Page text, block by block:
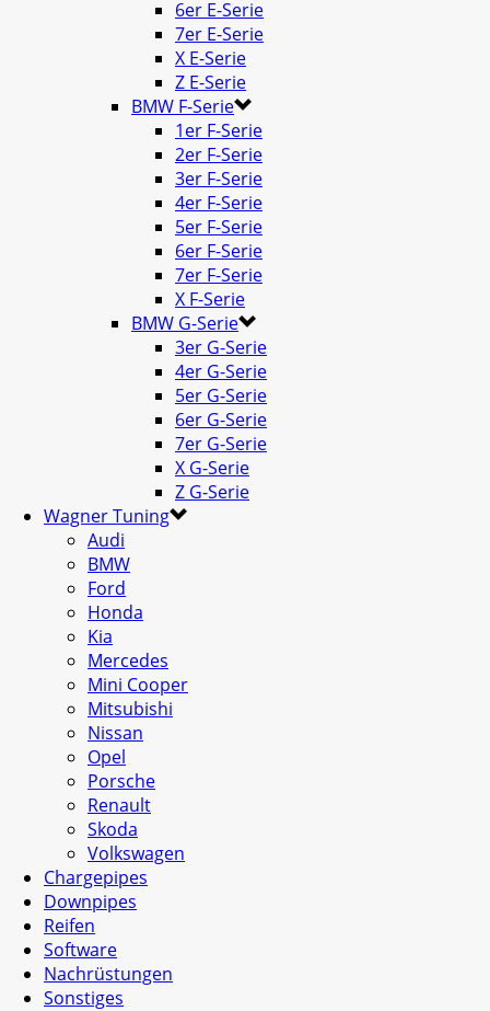
6er E-Serie
7er E-Serie
X E-Serie
Z E-Serie
BMW F-Serie
1er F-Serie
2er F-Serie
3er F-Serie
4er F-Serie
5er F-Serie
6er F-Serie
7er F-Serie
X F-Serie
BMW G-Serie
3er G-Serie
4er G-Serie
5er G-Serie
6er G-Serie
7er G-Serie
X G-Serie
Z G-Serie
Wagner Tuning
Audi
BMW
Ford
Honda
Kia
Mercedes
Mini Cooper
Mitsubishi
Nissan
Opel
Porsche
Renault
Skoda
Volkswagen
Chargepipes
Downpipes
Reifen
Software
Nachrüstungen
Sonstiges